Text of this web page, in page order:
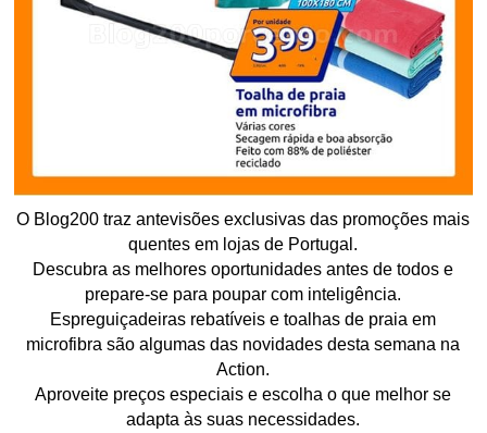
O Blog200 traz antevisões exclusivas das promoções mais
quentes em lojas de Portugal.
Descubra as melhores oportunidades antes de todos e
prepare-se para poupar com inteligência.
Espreguiçadeiras rebatíveis e toalhas de praia em
microfibra são algumas das novidades desta semana na
Action.
Aproveite preços especiais e escolha o que melhor se
adapta às suas necessidades.